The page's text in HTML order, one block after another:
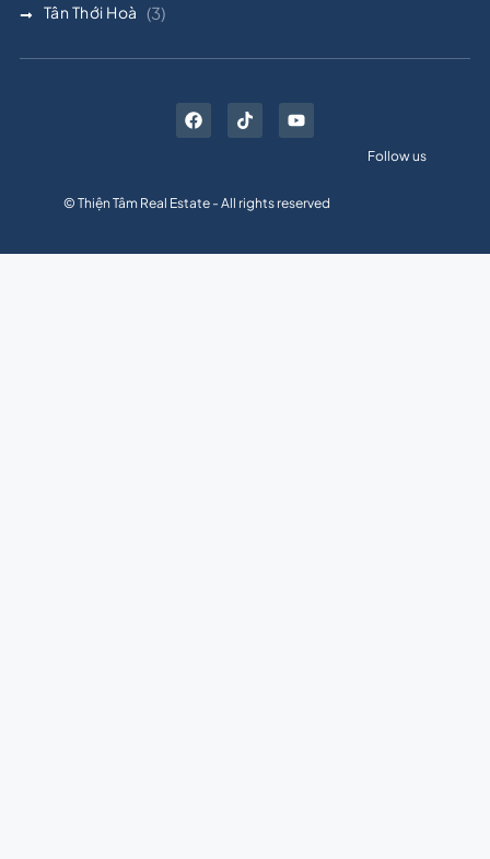
Tân Thới Hoà (3)
© Thiện Tâm Real Estate - All rights reserved
Follow us